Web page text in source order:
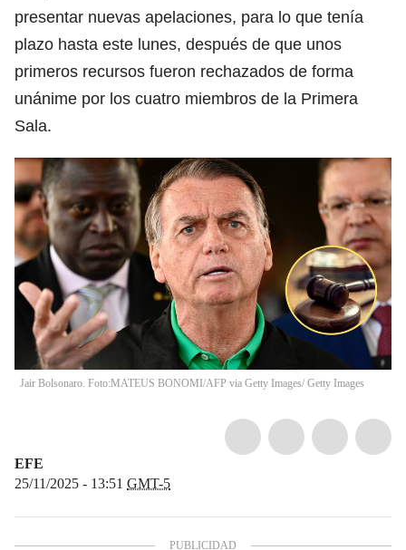
presentar nuevas apelaciones, para lo que tenía
plazo hasta este lunes, después de que unos
primeros recursos fueron rechazados de forma
unánime por los cuatro miembros de la Primera
Sala.
Jair Bolsonaro. Foto:MATEUS BONOMI/AFP via Getty Images/ Getty Images
EFE
25/11/2025 - 13:51 GMT-5